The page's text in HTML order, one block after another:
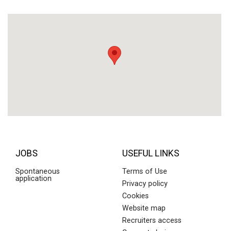
JOBS
Spontaneous
application
USEFUL LINKS
Terms of Use
Privacy policy
Cookies
Website map
Recruiters access